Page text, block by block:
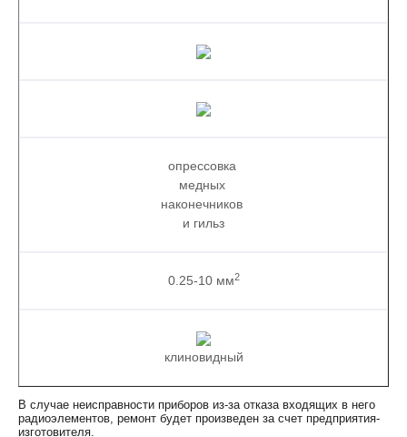
опрессовка
медных
наконечников
и гильз
0.25-10 мм2
клиновидный
В случае неисправности приборов из-за отказа входящих в него
радиоэлементов, ремонт будет произведен за счет предприятия-
изготовителя.